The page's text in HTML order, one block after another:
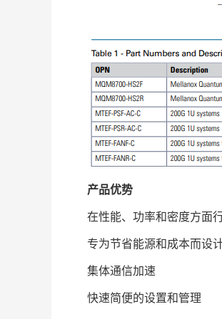
产品优势
在性能、功率和密度方面
专为节省能源和成本而设
集体通信加速
快速简便的设置和管理